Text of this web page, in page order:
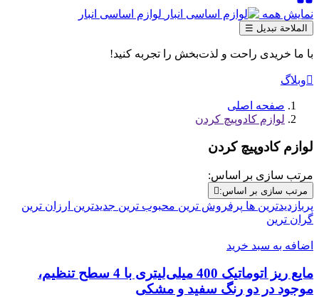
نمایش همه لوازم اساسی انبار
الملاحة تبديل
با ما خریدی راحت و لذت‌بخش را تجربه کنید!
وبلاگ
صفحه اصلی
لوازم کادوپیچ کردن
لوازم کادوپیچ کردن
مرتب سازی بر اساس:
مرتب سازی بر اساس: 
پربازدیدترین ها پرفروش ترین محبوب ترین جدیدترین ارزان ترین
گران ترین
اضافه به سبد خرید
مایع ریز اتوماتیک 400 میلی‌لیتری با 4 سطح تنظیم،
موجود در دو رنگ سفید و مشکی